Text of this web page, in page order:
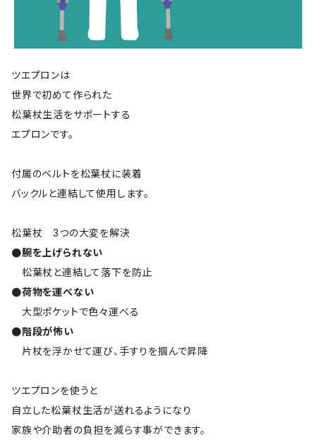
ツエプロンは
世界で初めて作られた
松葉杖生活をサポートする
エプロンです。
付属のベルトを松葉杖に装着
バックルと連結して使用します。
松葉杖 3つの大変を解決
●腕を上げられない
松葉杖と連結して落下を防止
●荷物を運べない
大型ポケットで色々運べる
●階段が怖い
片杖を浮かせて運び、手すりを掴んで昇降
ツエプロンを使うと
自立した松葉杖生活が送れるようになり
家族や介助者の負担を減らす事ができます。